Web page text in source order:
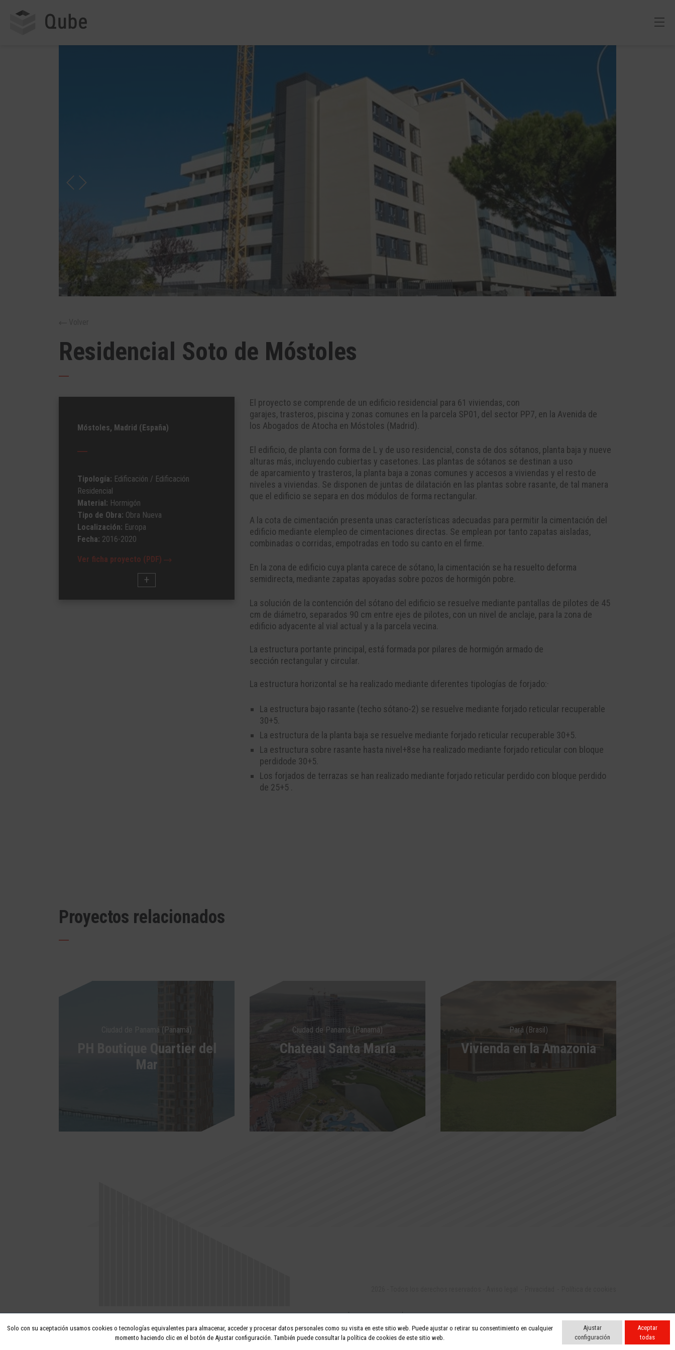
Residencial Soto de Móstoles
Móstoles, Madrid (España)
Tipología: Edificación / Edificación
Residencial
Material: Hormigón
Tipo de Obra: Obra Nueva
Localización: Europa
Fecha: 2016-2020
Ver ficha proyecto (PDF)
El proyecto se comprende de un edificio residencial para 61 viviendas, con
garajes, trasteros, piscina y zonas comunes en la parcela SP01, del sector PP7, en la Avenida de
los Abogados de Atocha en Móstoles (Madrid).
El edificio, de planta con forma de L y de uso residencial, consta de dos sótanos, planta baja y nueve
alturas más, incluyendo cubiertas y casetones. Las plantas de sótanos se destinan a uso
de aparcamiento y trasteros, la planta baja a zonas comunes y accesos a viviendas y el resto de
niveles a viviendas. Se disponen de juntas de dilatación en las plantas sobre rasante, de tal manera
que el edificio se separa en dos módulos de forma rectangular.
A la cota de cimentación presenta unas características adecuadas para permitir la cimentación del
edificio mediante el empleo de cimentaciones directas. Se emplean por tanto zapatas aisladas,
combinadas o corridas, empotradas en todo su canto en el firme.
En l a zona de edificio cuya planta carece de sótano, la cimentación se ha resuelto deforma
semidirecta, mediante zapatas apoyadas sobre pozos de hormigón pobre.
La solución de la contención d el sótano del edificio se resuelve mediante pantallas de pilotes de 45
cm de diámetro, separados 90 cm entre ejes de pilotes, con un nivel de anclaje, para la zona de
edificio adyacente al vial actual y a la parcela vecina.
La estructura portante principal, está formada por pilares de hormigón armado de
sección rectangular y circular.
La estructura horizontal se ha realizado mediante diferentes tipologías de forjado:·
La estructura bajo rasante (techo sótano-2) se resuelve mediante forjado reticul ar recuperable
30+5.
La estructura de la planta baja se resuelve mediante forjado reticular recuperable 30+5.
La estructura sobre rasante hasta nivel+8se ha realizado mediante forjado reticular con bloque
perd idode 30+5.
Los forjados de terrazas se han realizado mediante forjado reticular perdido con bloque perdido
de 25+5 .
Proyectos relacionados
Ciudad de Panamá (Panamá)
PH Boutique Quartier del
Mar
Ciudad de Panamá (Panamá)
Chateau Santa María
Pará (Brasil)
Vivienda en la Amazonia
Solo con su aceptación usamos cookies o tecnologías equivalentes para almacenar, acceder y procesar datos personales como su visita en este sitio web. Puede ajustar o retirar su consentimiento en cualquier
momento haciendo clic en el botón de Ajustar configuración. También puede consultar la política de cookies de este sitio web.
Ajustar
configuración
Aceptar
todas